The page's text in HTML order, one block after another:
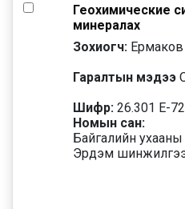
Геохимические
минералах
Зохиогч:
Гаралтын мэдээ
Шифр: 26.301 Е-
Номын сан:
Байгалийн
Эрдэм